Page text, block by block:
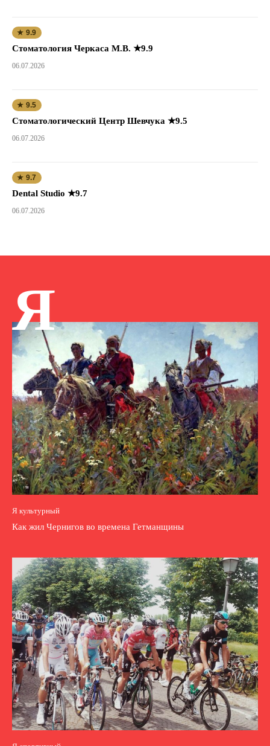
★ 9.9
Стоматология Черкаса М.В. ★9.9
06.07.2026
★ 9.5
Стоматологический Центр Шевчука ★9.5
06.07.2026
★ 9.7
Dental Studio ★9.7
06.07.2026
Я
Я культурный
Как жил Чернигов во времена Гетманщины